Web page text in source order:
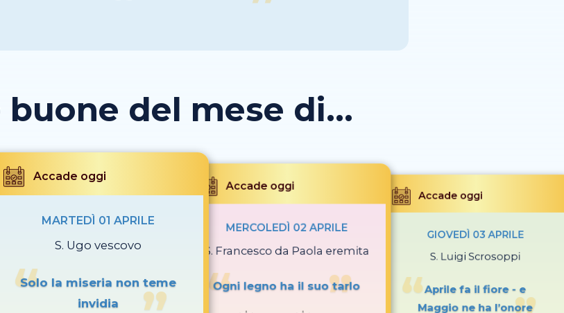
buone del mese di...
Accade oggi
MARTEDÌ 01 APRILE
S. Ugo vescovo
Solo la miseria non teme
invidia
Accade oggi
MERCOLEDÌ 02 APRILE
S. Francesco da Paola eremita
Ogni legno ha il suo tarlo
Accade oggi
GIOVEDÌ 03 APRILE
S. Luigi Scrosoppi
Aprile fa il fiore - e
Maggio ne ha l’onore